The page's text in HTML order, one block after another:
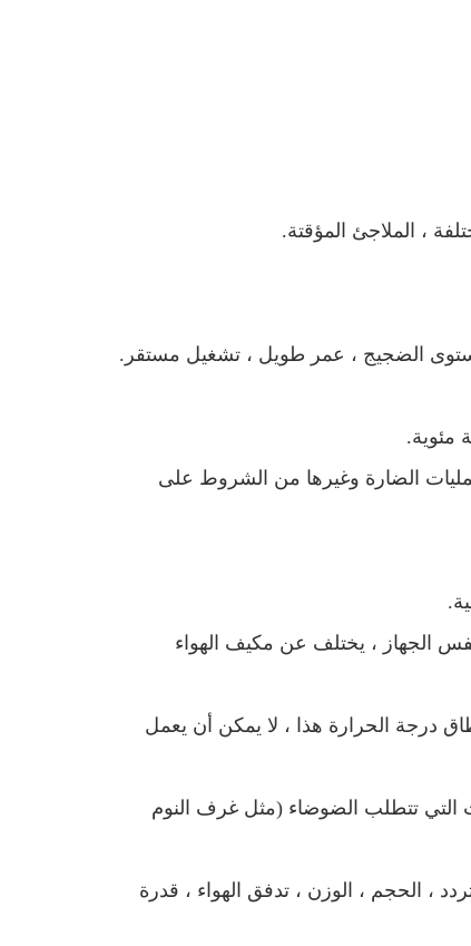
الضارة وغيرها من الشروط على
نفس الجهاز ، يختلف عن مكيف الهواء
درجة الحرارة هذا ، لا يمكن أن يعمل
مناسب للمناسبات التي تتطلب الضوضاء (مثل غرف النوم
، الحجم ، الوزن ، تدفق الهواء ، قدرة